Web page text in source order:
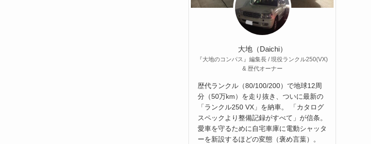
大地（Daichi）
『大地のコンパス』編集長 / 現役ランクル250(VX)
& 歴代オーナー
歴代ランクル（80/100/200）で地球12周
分（50万km）を走り抜き、ついに最新の
「ランクル250 VX」を納車。 「カタログ
スペックより整備記録がすべて」が信条。
愛車を守るために自宅車庫に電動シャッタ
ーを新設するほどの変態（褒め言葉）。